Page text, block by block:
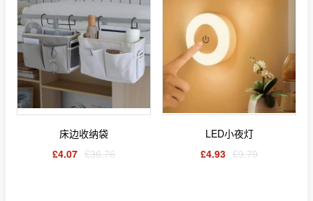
床边收纳袋
£4.07 £36.76
LED小夜灯
£4.93 £9.79